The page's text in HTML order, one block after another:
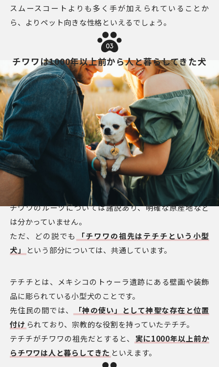
スムースコートよりも多く手が加えられていることか
ら、よりペット向きな性格といえるでしょう。
03
チワワは1000年以上前から人と暮らしてきた犬
チワワのルーツについては諸説あり、明確な原産地など
は分かっていません。
ただ、どの説でも
「チワワの祖先はテチチという小型
犬」
という部分については、共通しています。
テチチとは、メキシコのトゥーラ遺跡にある壁画や装飾
品に彫られている小型犬のことです。
先住民の間では、
「神の使い」として神聖な存在と位置
付け られており、宗教的な役割を持っていたテチチ。
テチチがチワワの祖先だとすると、
実に1000年以上前か
らチワワは人と暮らしてきた といえます。